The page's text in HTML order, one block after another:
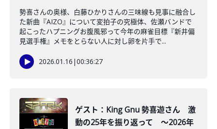
勢喜さんの奥様、白藤ひかりさんの三味線も見事に融合し
た新曲『AIZO』について変拍子の究極体、佐瀬バンドで
起こったハプニングお腹風邪って今年の麻雀目標『新井偏
見選手権』メモをとらない人に対し卵を片手で...
2026.01.16 |00:36:27
ゲスト：King Gnu 勢喜遊さん 激
動の25年を振り返って ～2026年